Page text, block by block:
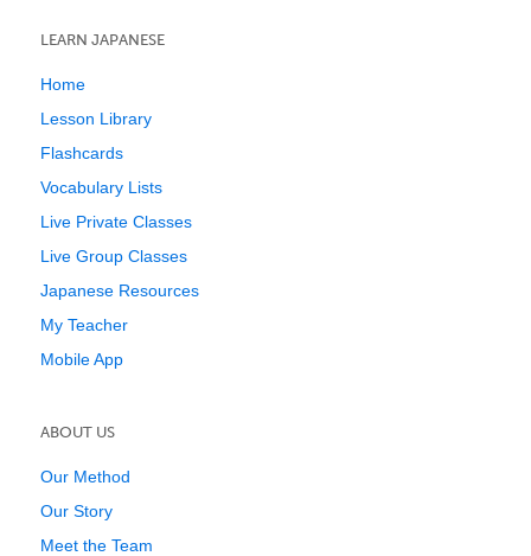
LEARN JAPANESE
Home
Lesson Library
Flashcards
Vocabulary Lists
Live Private Classes
Live Group Classes
Japanese Resources
My Teacher
Mobile App
ABOUT US
Our Method
Our Story
Meet the Team